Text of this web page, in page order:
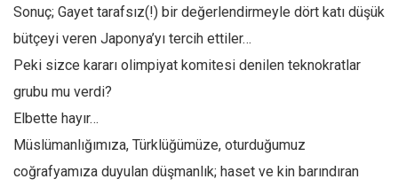
Asya
Afrika
Avustralya
Tarih
Sonuç; Gayet tarafsız(!) bir değerlendirmeyle dört katı düşük
bütçeyi veren Japonya’yı tercih ettiler…
Peki sizce kararı olimpiyat komitesi denilen teknokratlar
grubu mu verdi?
Elbette hayır…
Müslümanlığımıza, Türklüğümüze, oturduğumuz
coğrafyamıza duyulan düşmanlık; haset ve kin barındıran